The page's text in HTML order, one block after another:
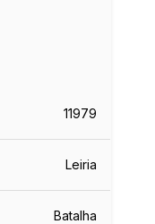
11979
Leiria
Batalha